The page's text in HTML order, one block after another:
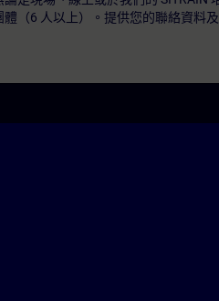
（6 人以上）。提供您的聯絡資料